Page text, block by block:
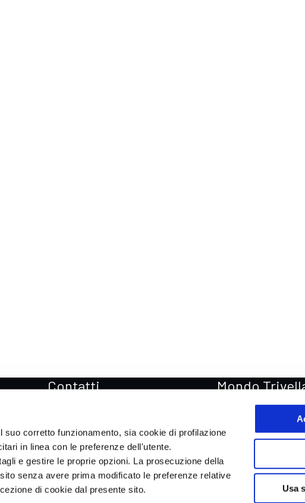
corretto funzionamento, sia cookie di profilazione
in linea con le preferenze dell'utente.
e gestire le proprie opzioni. La prosecuzione della
senza avere prima modificato le preferenze relative
di cookie dal presente sito.
Usa
Contatti
Prenota Test drive
Soccorso stradale
Mondo
Van & Truck
Trivellato Racing
Aste automobili